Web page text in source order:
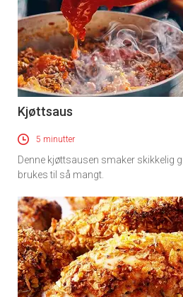
Kjøttsaus
5 minutter
Denne kjøttsausen smaker skikkelig
brukes til så mangt.